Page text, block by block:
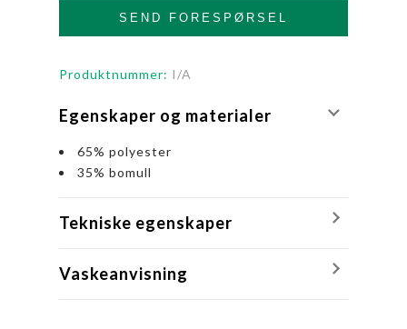
SEND FORESPØRSEL
Produktnummer: I/A
Egenskaper og materialer
65% polyester
35% bomull
Tekniske egenskaper
Vaskeanvisning